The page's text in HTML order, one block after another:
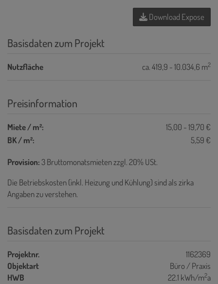
Download Expose
Basisdaten zum Projekt
Nutzfläche ca. 419,9 - 10.034,6 m2
Preisinformation
Miete / m²:
15,00 - 19,70 €
BK / m²:
5,59 €
Provision:3 Bruttomonatsmieten zzgl. 20% USt.
Die Betriebskosten (inkl. Heizung und Kühlung) sind als zirka
Angaben zu verstehen.
Basisdaten zum Projekt
Projektnr.
1162369
Objektart
Büro / Praxis
HWB
22.1 kWh/m2a